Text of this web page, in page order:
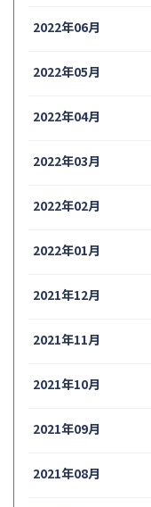
2022年06月
2022年05月
2022年04月
2022年03月
2022年02月
2022年01月
2021年12月
2021年11月
2021年10月
2021年09月
2021年08月